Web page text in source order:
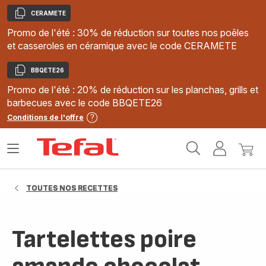
Copier
CERAMETE
Promo de l'été : 30% de réduction sur toutes nos poêles
et casseroles en céramique avec le code CERAMETE
Copier
BBQETE26
Promo de l'été : 20% de réduction sur les planchas, grills et
barbecues avec le code BBQETE26
Conditions de l'offre
MonMon
Ouvrir
TOUTES NOS RECETTES
Tartelettes poire